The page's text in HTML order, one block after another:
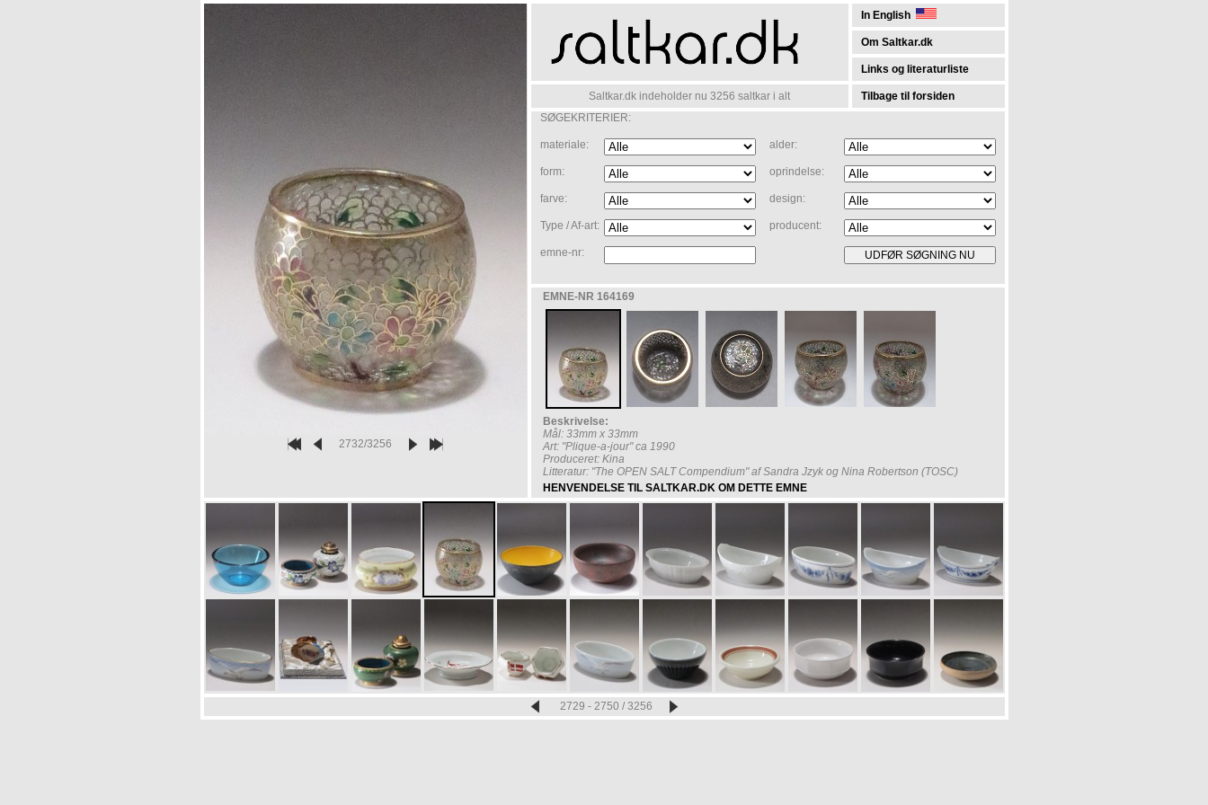
2732/3256
In English
Om Saltkar.dk
Links og literaturliste
Saltkar.dk indeholder nu 3256 saltkar i alt
Tilbage til forsiden
SØGEKRITERIER:
materiale: alder:
form: oprindelse:
farve: design:
Type / Af-art: producent:
emne-nr:
EMNE-NR 164169
Beskrivelse:
Mål: 33mm x 33mm
Art: "Plique-a-jour" ca 1990
Produceret: Kina
Litteratur: "The OPEN SALT Compendium" af Sandra Jzyk og Nina Robertson (TOSC)
HENVENDELSE TIL SALTKAR.DK OM DETTE EMNE
2729 - 2750 / 3256